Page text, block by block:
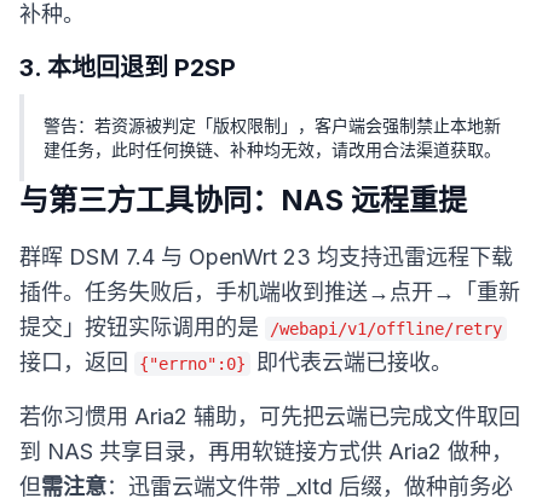
补种。
3. 本地回退到 P2SP
警告：若资源被判定「版权限制」，客户端会强制禁止本地新
建任务，此时任何换链、补种均无效，请改用合法渠道获取。
与第三方工具协同：NAS 远程重提
群晖 DSM 7.4 与 OpenWrt 23 均支持迅雷远程下载
插件。任务失败后，手机端收到推送→点开→「重新
提交」按钮实际调用的是
/webapi/v1/offline/retry
接口，返回 {"errno":0} 即代表云端已接收。
若你习惯用 Aria2 辅助，可先把云端已完成文件取回
到 NAS 共享目录，再用软链接方式供 Aria2 做种，
但需注意：迅雷云端文件带 _xltd 后缀，做种前务必